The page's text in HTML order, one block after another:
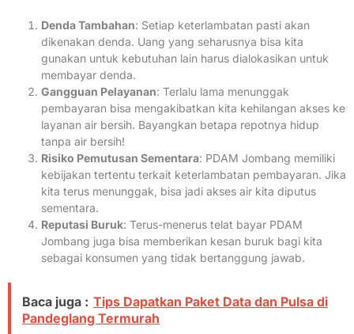
Denda Tambahan: Setiap keterlambatan pasti akan
dikenakan denda. Uang yang seharusnya bisa kita
gunakan untuk kebutuhan lain harus dialokasikan untuk
membayar denda.
Gangguan Pelayanan: Terlalu lama menunggak
pembayaran bisa mengakibatkan kita kehilangan akses ke
layanan air bersih. Bayangkan betapa repotnya hidup
tanpa air bersih!
Risiko Pemutusan Sementara: PDAM Jombang memiliki
kebijakan tertentu terkait keterlambatan pembayaran. Jika
kita terus menunggak, bisa jadi akses air kita diputus
sementara.
Reputasi Buruk: Terus-menerus telat bayar PDAM
Jombang juga bisa memberikan kesan buruk bagi kita
sebagai konsumen yang tidak bertanggung jawab.
Baca juga : Tips Dapatkan Paket Data dan Pulsa di
Pandeglang Termurah